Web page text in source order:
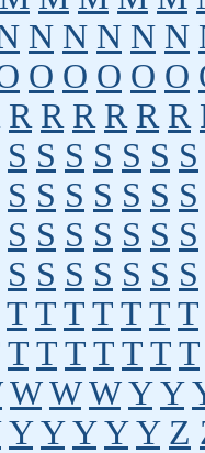
N N N N N
O O O O O
R R R R R R
S S S S S S S
S S S S S S S
S S S S S S S
S S S S S S S
T T T T T T T
T T T T T T T
W W W Y Y
Y Y Y Y Y Z